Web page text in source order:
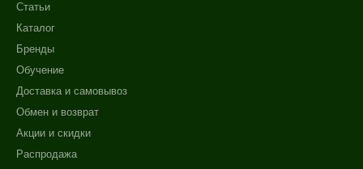
Показать еще
150 мл
300 мл
Ингредиенты
AHA-кислоты
Статьи
Каталог
Бренды
Обучение
Доставка и самовывоз
Обмен и возврат
Акции и скидки
Распродажа